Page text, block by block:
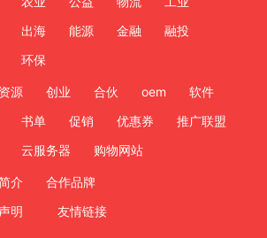
出海 能源 金融
融投
环保
源 创业 合伙 oem
软件
书单 促销 优惠券
推广联盟
云服务器 购物网站
介
合作品牌
明
友情链接